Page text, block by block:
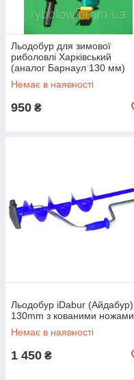
Льодобур для зимової
риболовлі Харківський
(аналог Барнаул 130 мм)
Немає в наявності
950 ₴
Льодобур iDabur (Айдабур)
130mm з кованими ножами
Немає в наявності
1 450 ₴